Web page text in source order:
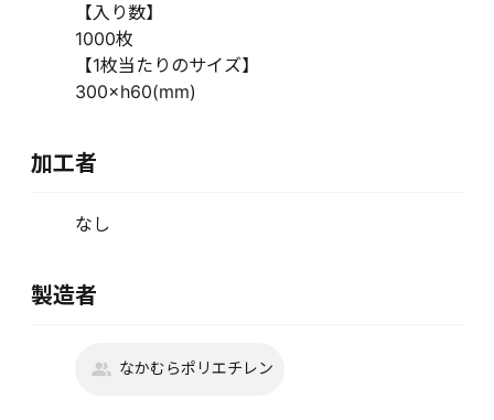
【入り数】
1000枚
【1枚当たりのサイズ】
300×h60(mm)
加工者
なし
製造者
なかむらポリエチレン